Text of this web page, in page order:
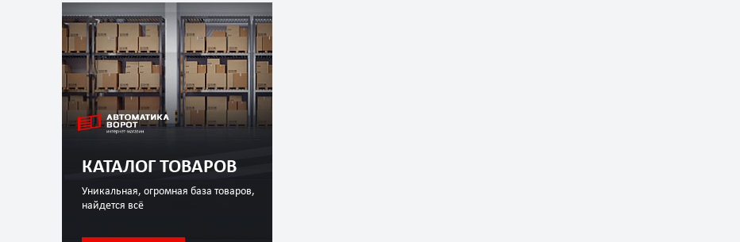
КАТАЛОГ ТОВАРОВ
Уникальная, огромная база товаров,
найдется всё